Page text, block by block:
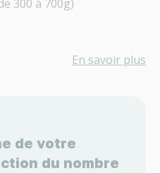
300 à 700g)
En savoir plus
de votre
du nombre